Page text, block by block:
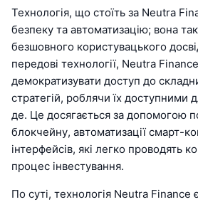
Технологія, що стоїть за Neutra
безпеку та автоматизацію; вона
безшовного користувацького
передові технології, Neutra
демократизувати доступ до
стратегій, роблячи їх доступними
де. Це досягається за допомогою
блокчейну, автоматизації смарт-
інтерфейсів, які легко проводять
процес інвестування.
По суті, технологія Neutra Finance